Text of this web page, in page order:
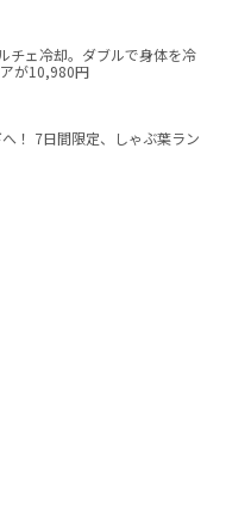
チェ冷却。ダブルで身体を冷
が10,980円
！ 7日間限定、しゃぶ葉ラン